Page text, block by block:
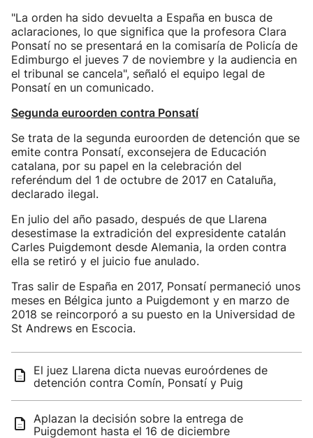
"La orden ha sido devuelta a España en busca de
aclaraciones, lo que significa que la profesora Clara
Ponsatí no se presentará en la comisaría de Policía de
Edimburgo el jueves 7 de noviembre y la audiencia en
el tribunal se cancela", señaló el equipo legal de
Ponsatí en un comunicado.
Segunda euroorden contra Ponsatí
Se trata de la segunda euroorden de detención que se
emite contra Ponsatí, exconsejera de Educación
catalana, por su papel en la celebración del
referéndum del 1 de octubre de 2017 en Cataluña,
declarado ilegal.
En julio del año pasado, después de que Llarena
desestimase la extradición del expresidente catalán
Carles Puigdemont desde Alemania, la orden contra
ella se retiró y el juicio fue anulado.
Tras salir de España en 2017, Ponsatí permaneció unos
meses en Bélgica junto a Puigdemont y en marzo de
2018 se reincorporó a su puesto en la Universidad de
St Andrews en Escocia.
El juez Llarena dicta nuevas euroórdenes de
detención contra Comín, Ponsatí y Puig
Aplazan la decisión sobre la entrega de
Puigdemont hasta el 16 de diciembre